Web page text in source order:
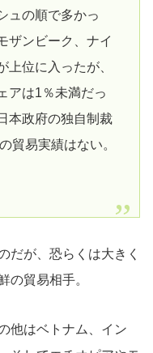
ュの順で多かっ
ザンビーク、ナイ
上位に入ったが、
アは1％未満だっ
本政府の独自制裁
貿易実績はない。
だが、恐らくは大きく
の貿易相手。
他はベトナム、イン